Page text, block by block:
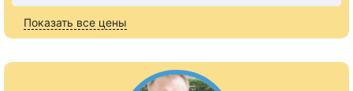
Показать все цены